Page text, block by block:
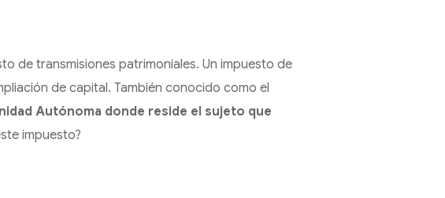
de transmisiones patrimoniales. Un impuesto de
de capital. También conocido como el
Autónoma donde reside el sujeto que
impuesto?